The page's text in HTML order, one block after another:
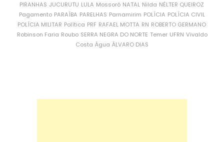
PIRANHAS JUCURUTU LULA Mossoró NATAL Nilda NÉLTER QUEIROZ
Pagamento PARAÍBA PARELHAS Parnamirim POLÍCIA POLÍCIA CIVIL
POLÍCIA MILITAR Política PRF RAFAEL MOTTA RN ROBERTO GERMANO
Robinson Faria Roubo SERRA NEGRA DO NORTE Temer UFRN Vivaldo
Costa Água ÁLVARO DIAS